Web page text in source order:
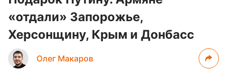
«отдали» Запорожье,
Херсонщину, Крым и Донбасс
Олег Макаров